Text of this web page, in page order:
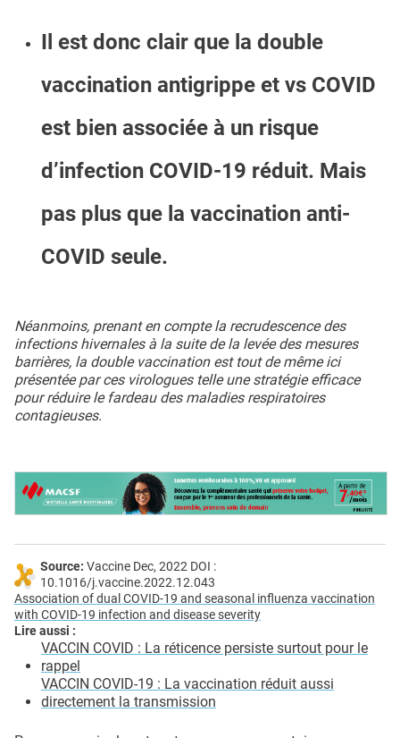
Il est donc clair que la double
vaccination antigrippe et vs COVID
est bien associée à un risque
d’infection COVID-19 réduit. Mais
pas plus que la vaccination anti-
COVID seule.
Néanmoins, prenant en compte la recrudescence des
infections hivernales à la suite de la levée des mesures
barrières, la double vaccination est tout de même ici
présentée par ces virologues telle une stratégie efficace
pour réduire le fardeau des maladies respiratoires
contagieuses.
Source: Vaccine Dec, 2022 DOI :
10.1016/j.vaccine.2022.12.043
Association of dual COVID-19 and seasonal influenza vaccination
with COVID-19 infection and disease severity
Lire aussi :
VACCIN COVID : La réticence persiste surtout pour le
rappel
VACCIN COVID-19 : La vaccination réduit aussi
directement la transmission